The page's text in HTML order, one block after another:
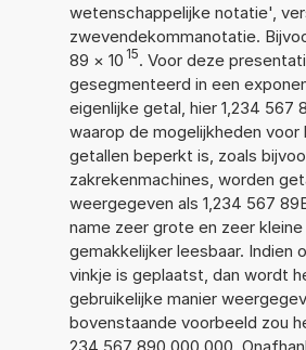
wetenschappelijke notatie',
zwevendekommanotatie.
89 × 10 15. Voor deze
gesegmenteerd in een
eigenlijke getal, hier 1,234 567
waarop de mogelijkheden
getallen beperkt is, zoals
zakrekenmachines, worden
weergegeven als 1,234 567
name zeer grote en zeer kleine
gemakkelijker leesbaar. Indien
vinkje is geplaatst, dan wordt
gebruikelijke manier
bovenstaande voorbeeld zou
234 567 890 000 000.